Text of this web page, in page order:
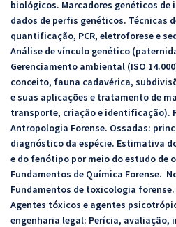
biológicos. Marcadores genéticos de
dados de perfis genéticos. Técnicas
quantificação, PCR, eletroforese e
Análise de vínculo genético
Gerenciamento ambiental (ISO
conceito, fauna cadavérica,
e suas aplicações e tratamento de
transporte, criação e identificação).
Antropologia Forense. Ossadas:
diagnóstico da espécie. Estimativa
e do fenótipo por meio do estudo de
Fundamentos de Química Forense.
Fundamentos de toxicologia
Agentes tóxicos e agentes
engenharia legal: Perícia, avaliação,